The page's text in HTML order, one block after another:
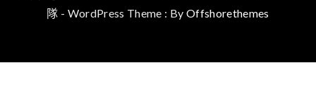
隊 - WordPress Theme : By Offshorethemes